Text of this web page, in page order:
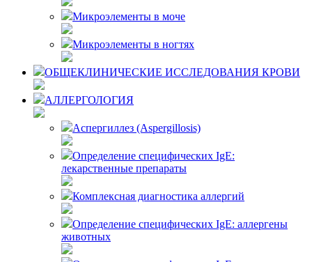
Микроэлементы в моче
Микроэлементы в ногтях
ОБЩЕКЛИНИЧЕСКИЕ ИССЛЕДОВАНИЯ КРОВИ
АЛЛЕРГОЛОГИЯ
Аспергиллез (Aspergillosis)
Определение специфических IgЕ:
лекарственные препараты
Комплексная диагностика аллергий
Определение специфических IgE: аллергены
животных